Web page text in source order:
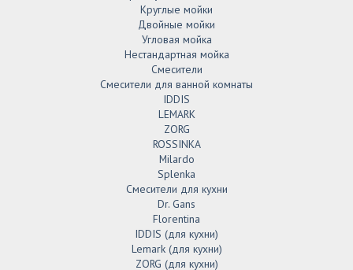
Круглые мойки
Двойные мойки
Угловая мойка
Нестандартная мойка
Смесители
Смесители для ванной комнаты
IDDIS
LEMARK
ZORG
ROSSINKA
Milardo
Splenka
Смесители для кухни
Dr. Gans
Florentina
IDDIS (для кухни)
Lemark (для кухни)
ZORG (для кухни)